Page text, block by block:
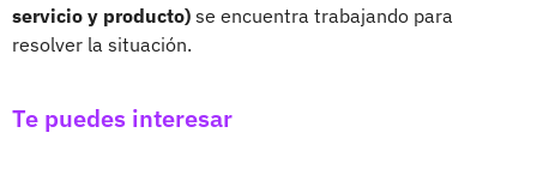
servicio y producto) se encuentra trabajando para
resolver la situación.
Te puedes interesar